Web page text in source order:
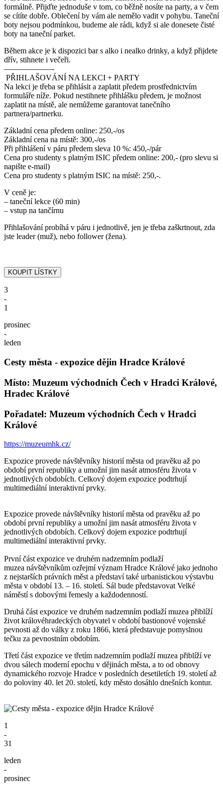
formálně. Přijďte jednoduše v tom, co běžně nosíte na party, a v čem
se cítíte dobře. Oblečení by vám ale nemělo vadit v pohybu. Taneční
boty nejsou podmínkou, budeme ale rádi, když si ale donesete čisté
boty na taneční parket.
Během akce je k dispozici bar s alko i nealko drinky, a když přijdete
dřív, stihnete i večeři.
——————-
PŘIHLAŠOVÁNÍ NA LEKCI + PARTY
Na lekci je třeba se přihlásit a zaplatit předem prostřednictvím
formuláře níže. Pokud nestihnete přihlášku předem, je možnost
zaplatit na místě, ale nemůžeme garantovat tanečního
partnera/partnerku.
Základní cena předem online: 250,-/os
Základní cena na místě: 300,-/os
Při přihlášení v páru předem sleva 10 %: 450,-/pár
Cena pro studenty s platným ISIC předem online: 200,- (pro slevu si
napište e-mail)
Cena pro studenty s platným ISIC na místě: 250,-.
V ceně je:
– taneční lekce (60 min)
– vstup na tančírnu
Přihlašování probíhá v páru i jednotlivě, jen je třeba zaškrtnout, zda
jste leader (muž), nebo follower (žena).
3
-
1
prosinec
-
leden
Cesty města - expozice dějin Hradce Králové
Místo: Muzeum východních Čech v Hradci Králové,
Hradec Králové
Pořadatel: Muzeum východních Čech v Hradci
Králové
https://muzeumhk.cz/
Expozice provede návštěvníky historií města od pravěku až po
období první republiky a umožní jim nasát atmosféru života v
jednotlivých obdobích. Celkový dojem expozice podtrhují
multimediální interaktivní prvky.
Expozice provede návštěvníky historií města od pravěku až po
období první republiky a umožní jim nasát atmosféru života v
jednotlivých obdobích. Celkový dojem expozice podtrhují
multimediální interaktivní prvky.
První část expozice ve druhém nadzemním podlaží
muzea návštěvníkům ozřejmí význam Hradce Králové jako jednoho
z nejstarších právních měst a představí také urbanistickou výstavbu
města v období 13. – 16. století. Sál bude představovat Velké
náměstí s dobovými řemesly a každodenností.
Druhá část expozice ve druhém nadzemním podlaží muzea přiblíží
život královéhradeckých obyvatel v období bastionové vojenské
pevnosti až do války z roku 1866, která představuje pomyslnou
tečku za pevnostním obdobím.
Třetí část expozice ve třetím nadzemním podlaží muzea přiblíží ve
dvou sálech moderní epochu v dějinách města, a to od obnovy
dynamického rozvoje Hradce v posledních desetiletích 19. století až
do poloviny 40. let 20. století, kdy město dosáhlo dnešních kontur.
1
-
31
leden
-
prosinec